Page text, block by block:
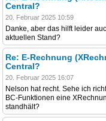
Central?
20. Februar 2025 10:59
Danke, aber das hilft leider
aktuellen Stand?
Re: E-Rechnung
Central?
20. Februar 2025 16:07
Nelson hat recht. Sehe ich
BC-Funktionen eine
standhält?